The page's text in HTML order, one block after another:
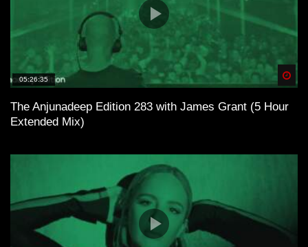
05:26:35
The Anjunadeep Edition 283 with James Grant (5 Hour
Extended Mix)